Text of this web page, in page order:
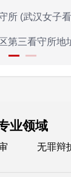
业领域
无罪辩